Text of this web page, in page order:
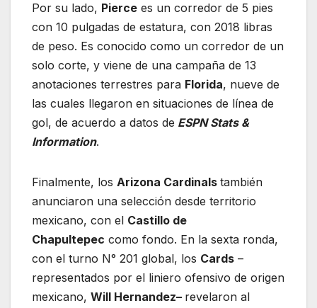
Por su lado, Pierce es un corredor de 5 pies
con 10 pulgadas de estatura, con 2018 libras
de peso. Es conocido como un corredor de un
solo corte, y viene de una campaña de 13
anotaciones terrestres para Florida, nueve de
las cuales llegaron en situaciones de línea de
gol, de acuerdo a datos de ESPN Stats &
Information.
Finalmente, los Arizona Cardinals también
anunciaron una selección desde territorio
mexicano, con el Castillo de
Chapultepec como fondo. En la sexta ronda,
con el turno N° 201 global, los Cards –
representados por el liniero ofensivo de origen
mexicano, Will Hernandez– revelaron al